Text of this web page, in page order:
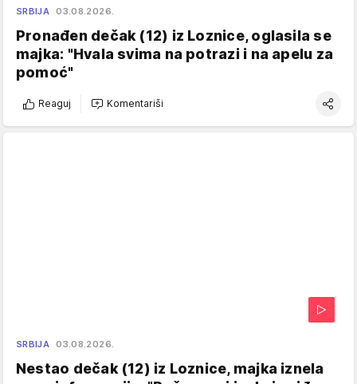
SRBIJA 03.08.2026.
Pronađen dečak (12) iz Loznice, oglasila se
majka: "Hvala svima na potrazi i na apelu za
pomoć"
Reaguj Komentariši
SRBIJA 03.08.2026.
Nestao dečak (12) iz Loznice, majka iznela